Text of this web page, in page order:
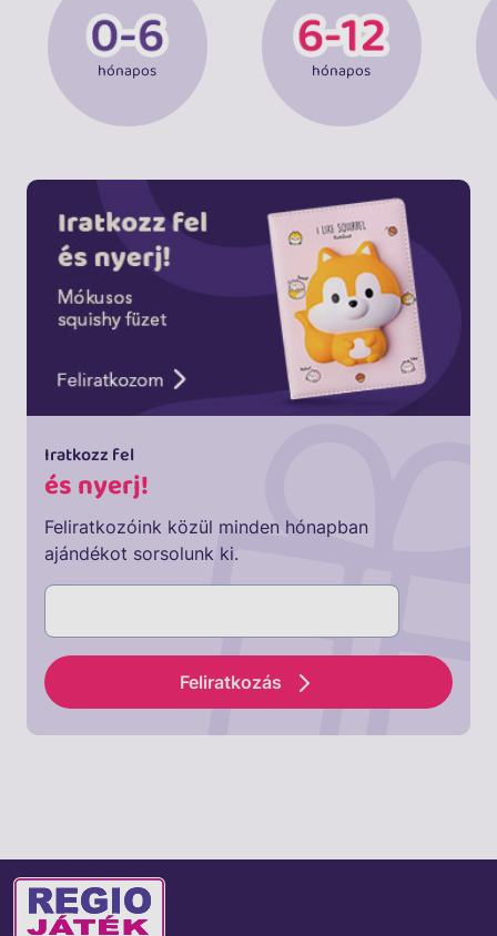
hónapos hónapos
Iratkozz fel
és nyerj!
Feliratkozóink közül minden hónapban
ajándékot sorsolunk ki.
Feliratkozás